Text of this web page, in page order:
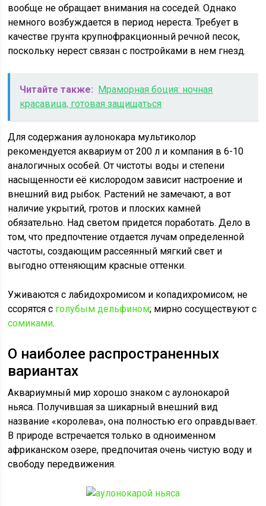
вообще не обращает внимания на соседей. Однако
немного возбуждается в период нереста. Требует в
качестве грунта крупнофракционный речной песок,
поскольку нерест связан с постройками в нем гнезд.
Читайте также: Мраморная боция: ночная
красавица, готовая защищаться
Для содержания аулонокара мультиколор
рекомендуется аквариум от 200 л и компания в 6-10
аналогичных особей. От чистоты воды и степени
насыщенности её кислородом зависит настроение и
внешний вид рыбок. Растений не замечают, а вот
наличие укрытий, гротов и плоских камней
обязательно. Над светом придется поработать. Дело в
том, что предпочтение отдается лучам определенной
частоты, создающим рассеянный мягкий свет и
выгодно оттеняющим красные оттенки.
Уживаются с лабидохромисом и копадихромисом; не
ссорятся с голубым дельфином; мирно сосуществуют с
сомиками.
О наиболее распространенных
вариантах
Аквариумный мир хорошо знаком с аулонокарой
ньяса. Получившая за шикарный внешний вид
название «королева», она полностью его оправдывает.
В природе встречается только в одноименном
африканском озере, предпочитая очень чистую воду и
свободу передвижения.